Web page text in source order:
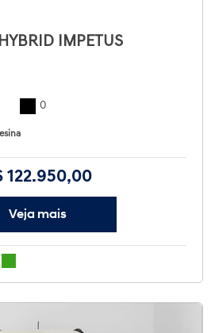
IMPETUS
0
122.950,00
Veja mais